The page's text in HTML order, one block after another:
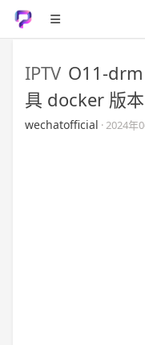
IPTV O11-
具 docker 版本
wechatofficial ·2024年